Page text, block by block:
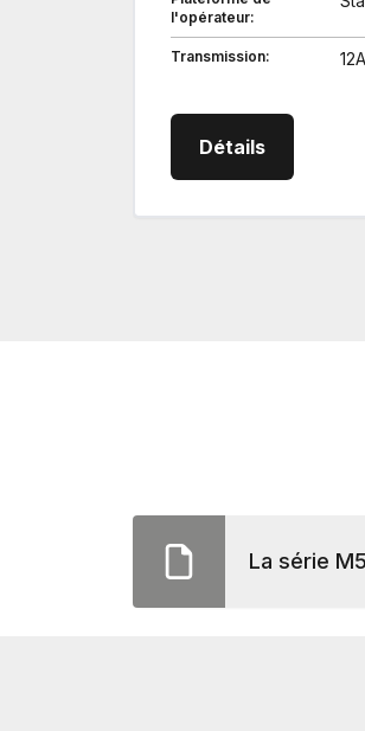
l'opérateur:
Transmission:
DétailsM5L111
La série